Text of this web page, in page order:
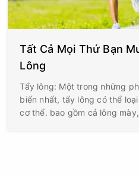
Tất Cả Mọi Thứ Bạn
Lông
Tẩy lông: Một trong những
biến nhất, tẩy lông có thể
cơ thể. bao gồm cả lông